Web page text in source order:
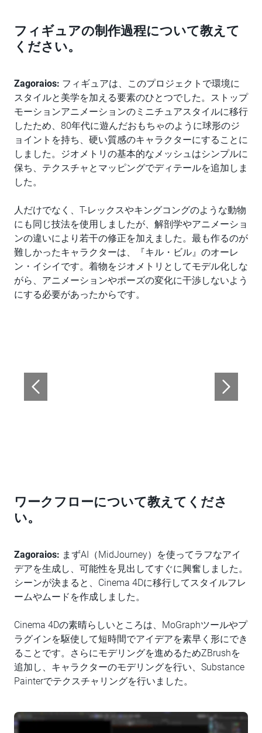
フィギュアの制作過程について教えて
ください。
Zagoraios: フィギュアは、このプロジェクトで環境に
スタイルと美学を加える要素のひとつでした。ストップ
モーションアニメーションのミニチュアスタイルに移行
したため、80年代に遊んだおもちゃのように球形のジ
ョイントを持ち、硬い質感のキャラクターにすることに
しました。ジオメトリの基本的なメッシュはシンプルに
保ち、テクスチャとマッピングでディテールを追加しま
した。
人だけでなく、T-レックスやキングコングのような動物
にも同じ技法を使用しましたが、解剖学やアニメーショ
ンの違いにより若干の修正を加えました。最も作るのが
難しかったキャラクターは、『キル・ビル』のオーレ
ン・イシイです。着物をジオメトリとしてモデル化しな
がら、アニメーションやポーズの変化に干渉しないよう
にする必要があったからです。
ワークフローについて教えてくださ
い。
Zagoraios: まずAI（MidJourney）を使ってラフなアイ
デアを生成し、可能性を見出してすぐに興奮しました。
シーンが決まると、Cinema 4Dに移行してスタイルフレ
ームやムードを作成しました。
Cinema 4Dの素晴らしいところは、MoGraphツールやプ
ラグインを駆使して短時間でアイデアを素早く形にでき
ることです。さらにモデリングを進めるためZBrushを
追加し、キャラクターのモデリングを行い、Substance
Painterでテクスチャリングを行いました。